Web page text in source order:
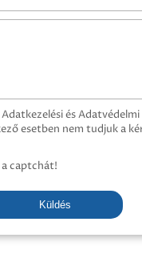
és Adatvédelmi
esetben nem tudjuk a
captchát!
Küldés